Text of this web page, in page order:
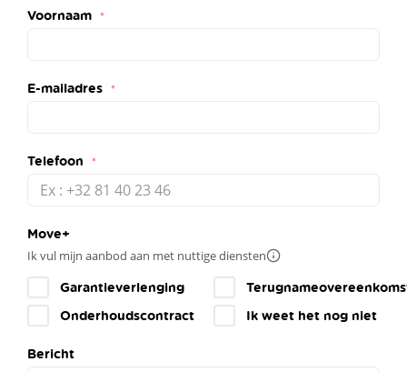
Voornaam
E-mailadres
Telefoon
Move+
Ik vul mijn aanbod aan met nuttige dienstenMeer
Garantieverlenging
Onderhoudscontract
Ik weet het nog niet
Bericht